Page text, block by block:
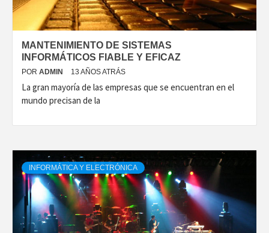
MANTENIMIENTO DE SISTEMAS
INFORMÁTICOS FIABLE Y EFICAZ
POR ADMIN 13 AÑOS ATRÁS
La gran mayoría de las empresas que se encuentran en el
mundo precisan de la
INFORMÁTICA Y ELECTRÓNICA